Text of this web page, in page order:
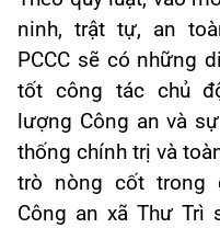
ninh, trật tự, an
PCCC sẽ có những
tốt công tác chủ
lượng Công an và
thống chính trị và
trò nòng cốt trong
Công an xã Thư Trì